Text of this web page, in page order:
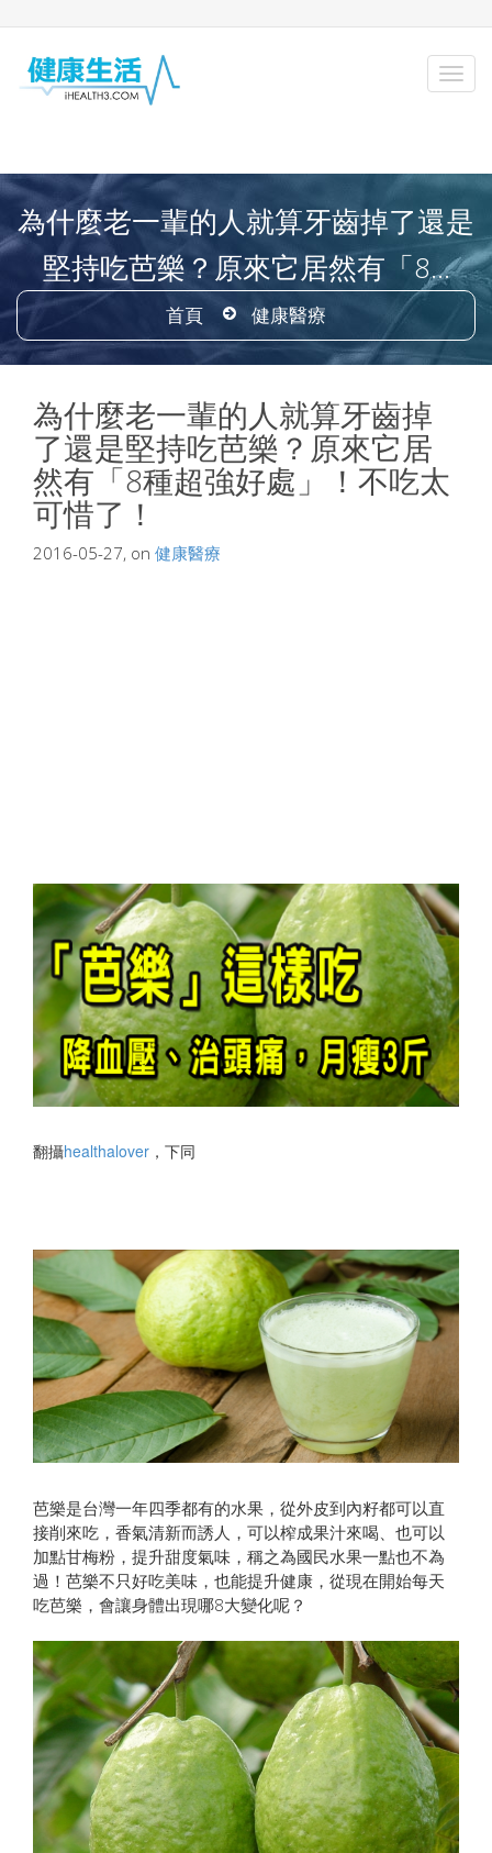
為什麼老一輩的人就算牙齒掉了還是
堅持吃芭樂？原來它居然有「8...
首頁 健康醫療
為什麼老一輩的人就算牙齒掉
了還是堅持吃芭樂？原來它居
然有「8種超強好處」！不吃太
可惜了！
2016-05-27, on 健康醫療
翻攝healthalover ，下同
芭樂是台灣一年四季都有的水果，從外皮到內籽都可以直
接削來吃，香氣清新而誘人，可以榨成果汁來喝、也可以
加點甘梅粉，提升甜度氣味，稱之為國民水果一點也不為
過！芭樂不只好吃美味，也能提升健康，從現在開始每天
吃芭樂，會讓身體出現哪8大變化呢？